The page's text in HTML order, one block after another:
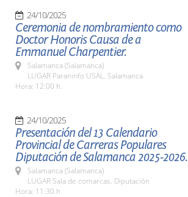
24/10/2025
Ceremonia de nombramiento como
Doctor Honoris Causa de a
Emmanuel Charpentier.
Salamanca (Salamanca)
LUGAR Paraninfo USAL. Salamanca
Hora: 12:00 h.
24/10/2025
Presentación del 13 Calendario
Provincial de Carreras Populares
Diputación de Salamanca 2025-2026.
Salamanca (Salamanca)
LUGAR Sala de comarcas. Diputación
Hora: 11:30 h